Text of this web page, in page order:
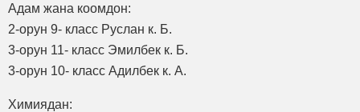
Адам жана коомдон:
2-орун 9- класс Руслан к. Б.
3-орун 11- класс Эмилбек к. Б.
3-орун 10- класс Адилбек к. А.
Химиядан: